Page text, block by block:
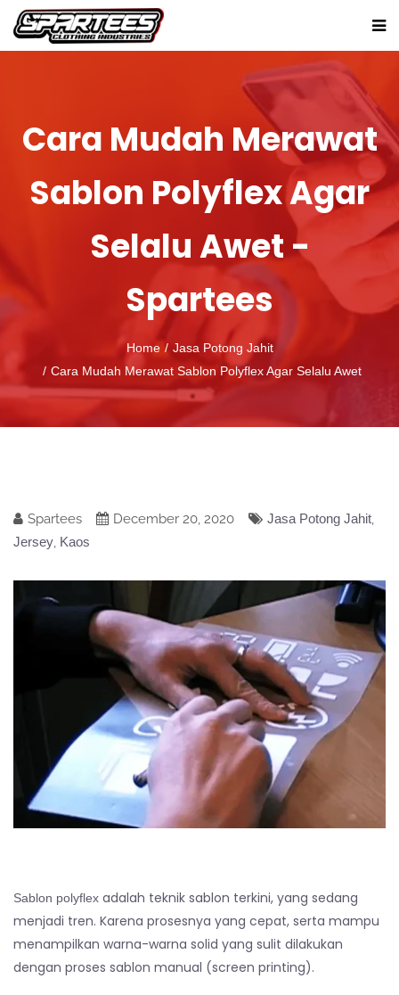
Cara Mudah Merawat
Sablon Polyflex Agar
Selalu Awet -
Spartees
Home
Jasa Potong Jahit
Cara Mudah Merawat Sablon Polyflex Agar Selalu Awet
Spartees December 20, 2020 Jasa Potong Jahit,
Jersey, Kaos
Sablon polyflex adalah teknik sablon terkini, yang sedang
menjadi tren. Karena prosesnya yang cepat, serta mampu
menampilkan warna-warna solid yang sulit dilakukan
dengan proses sablon manual (screen printing).